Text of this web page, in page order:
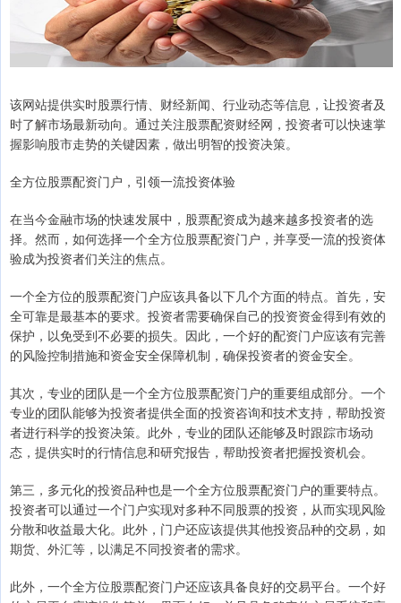
该网站提供实时股票行情、财经新闻、行业动态等信息，让投资者及
时了解市场最新动向。通过关注股票配资财经网，投资者可以快速掌
握影响股市走势的关键因素，做出明智的投资决策。
全方位股票配资门户，引领一流投资体验
在当今金融市场的快速发展中，股票配资成为越来越多投资者的选
择。然而，如何选择一个全方位股票配资门户，并享受一流的投资体
验成为投资者们关注的焦点。
一个全方位的股票配资门户应该具备以下几个方面的特点。首先，安
全可靠是最基本的要求。投资者需要确保自己的投资资金得到有效的
保护，以免受到不必要的损失。因此，一个好的配资门户应该有完善
的风险控制措施和资金安全保障机制，确保投资者的资金安全。
其次，专业的团队是一个全方位股票配资门户的重要组成部分。一个
专业的团队能够为投资者提供全面的投资咨询和技术支持，帮助投资
者进行科学的投资决策。此外，专业的团队还能够及时跟踪市场动
态，提供实时的行情信息和研究报告，帮助投资者把握投资机会。
第三，多元化的投资品种也是一个全方位股票配资门户的重要特点。
投资者可以通过一个门户实现对多种不同股票的投资，从而实现风险
分散和收益最大化。此外，门户还应该提供其他投资品种的交易，如
期货、外汇等，以满足不同投资者的需求。
此外，一个全方位股票配资门户还应该具备良好的交易平台。一个好